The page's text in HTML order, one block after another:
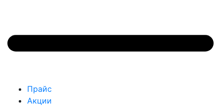
Прайс
Акции